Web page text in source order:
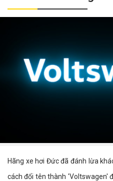
Hãng xe hơi Đức đã đánh lừa
cách đổi tên thành 'Voltswagen'